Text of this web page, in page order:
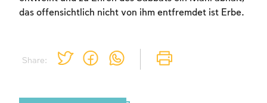
Share:
das offensichtlich nicht von ihm entfremdet ist Erbe.